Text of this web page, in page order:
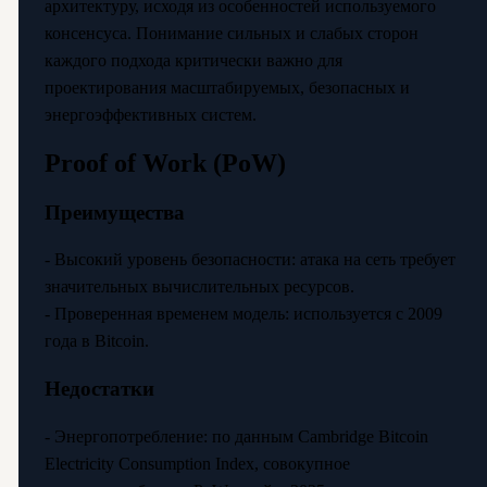
архитектуру, исходя из особенностей используемого
консенсуса. Понимание сильных и слабых сторон
каждого подхода критически важно для
проектирования масштабируемых, безопасных и
энергоэффективных систем.
Proof of Work (PoW)
Преимущества
- Высокий уровень безопасности: атака на сеть требует
значительных вычислительных ресурсов.
- Проверенная временем модель: используется с 2009
года в Bitcoin.
Недостатки
- Энергопотребление: по данным Cambridge Bitcoin
Electricity Consumption Index, совокупное